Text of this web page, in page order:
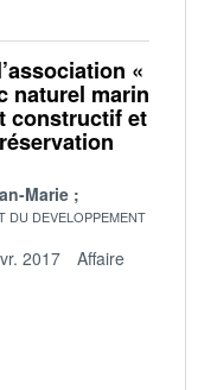
«
naturel marin
constructif et
Marie
DU DEVELOPPEMENT
2017
Affaire